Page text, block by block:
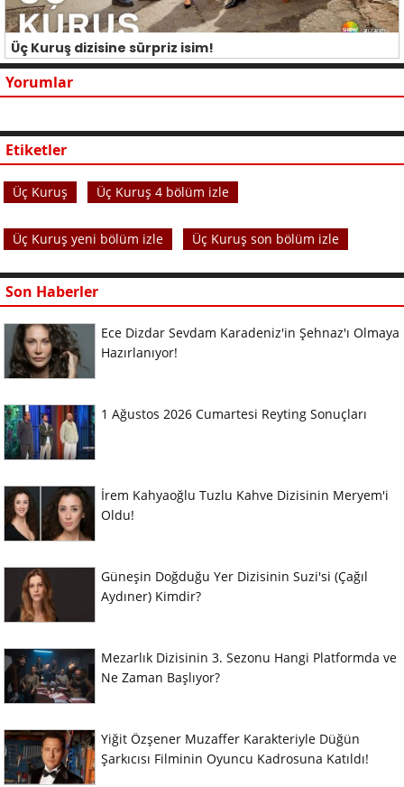
Üç Kuruş dizisine sürpriz isim!
Yorumlar
Etiketler
Üç Kuruş Üç Kuruş 4 bölüm izle
Üç Kuruş yeni bölüm izle Üç Kuruş son bölüm izle
Son Haberler
Ece Dizdar Sevdam Karadeniz'in Şehnaz'ı Olmaya
Hazırlanıyor!
1 Ağustos 2026 Cumartesi Reyting Sonuçları
İrem Kahyaoğlu Tuzlu Kahve Dizisinin Meryem'i
Oldu!
Güneşin Doğduğu Yer Dizisinin Suzi'si (Çağıl
Aydıner) Kimdir?
Mezarlık Dizisinin 3. Sezonu Hangi Platformda ve
Ne Zaman Başlıyor?
Yiğit Özşener Muzaffer Karakteriyle Düğün
Şarkıcısı Filminin Oyuncu Kadrosuna Katıldı!